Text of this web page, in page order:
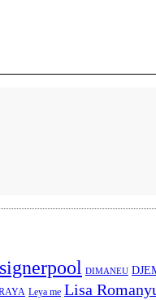
DIMANEU
Leya me Lisa